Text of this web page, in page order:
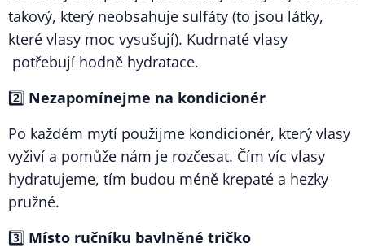
takový, který neobsahuje sulfáty (to jsou látky,
které vlasy moc vysušují). Kudrnaté vlasy
potřebují hodně hydratace.
2️⃣ Nezapomínejme na kondicionér
Po každém mytí použijme kondicionér, který vlasy
vyživí a pomůže nám je rozčesat. Čím víc vlasy
hydratujeme, tím budou méně krepaté a hezky
pružné.
3️⃣ Místo ručníku bavlněné tričko